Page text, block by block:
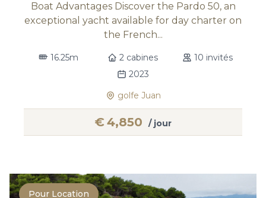
Boat Advantages Discover the Pardo 50, an
exceptional yacht available for day charter on
the French...
16.25m 2 cabines
10 invités
2023
golfe Juan
€4,850 / jour
Pour Location